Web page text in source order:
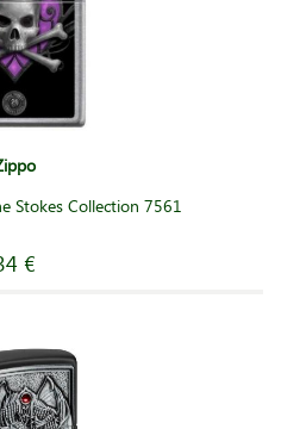
Stokes Collection 7561
€